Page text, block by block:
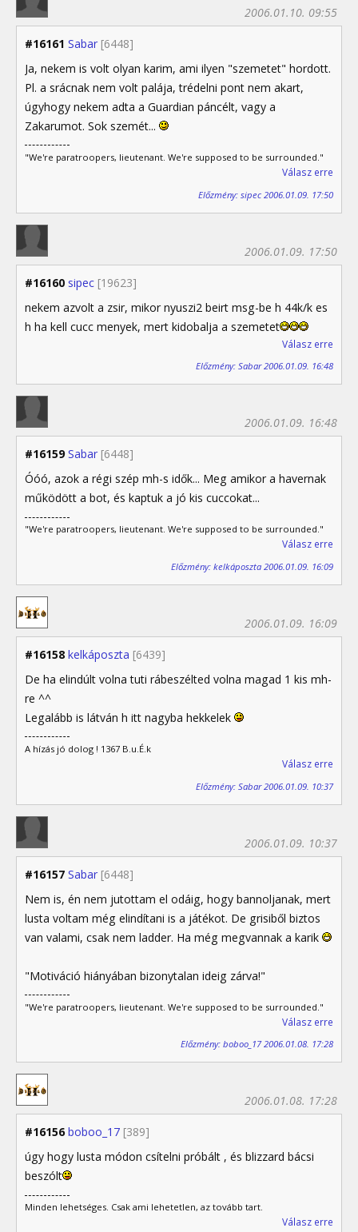
#16161 Sabar [6448]
2006.01.10. 09:55
Ja, nekem is volt olyan karim, ami ilyen "szemetet" hordott.
Pl. a srácnak nem volt palája, trédelni pont nem akart,
úgyhogy nekem adta a Guardian páncélt, vagy a
Zakarumot. Sok szemét...
"We're paratroopers, lieutenant. We're supposed to be surrounded."
Válasz erre
Előzmény: sipec 2006.01.09. 17:50
#16160 sipec [19623]
2006.01.09. 17:50
nekem azvolt a zsir, mikor nyuszi2 beirt msg-be h 44k/k es
h ha kell cucc menyek, mert kidobalja a szemetet
Válasz erre
Előzmény: Sabar 2006.01.09. 16:48
#16159 Sabar [6448]
2006.01.09. 16:48
Óóó, azok a régi szép mh-s idők... Meg amikor a havernak
működött a bot, és kaptuk a jó kis cuccokat...
"We're paratroopers, lieutenant. We're supposed to be surrounded."
Válasz erre
Előzmény: kelkáposzta 2006.01.09. 16:09
#16158 kelkáposzta [6439]
2006.01.09. 16:09
De ha elindúlt volna tuti rábeszélted volna magad 1 kis mh-
re ^^
Legalább is látván h itt nagyba hekkelek
A hízás jó dolog ! 1367 B.u.É.k
Válasz erre
Előzmény: Sabar 2006.01.09. 10:37
#16157 Sabar [6448]
2006.01.09. 10:37
Nem is, én nem jutottam el odáig, hogy bannoljanak, mert
lusta voltam még elindítani is a játékot. De grisiből biztos
van valami, csak nem ladder. Ha még megvannak a karik
"Motiváció hiányában bizonytalan ideig zárva!"
"We're paratroopers, lieutenant. We're supposed to be surrounded."
Válasz erre
Előzmény: boboo_17 2006.01.08. 17:28
#16156 boboo_17 [389]
2006.01.08. 17:28
úgy hogy lusta módon csítelni próbált , és blizzard bácsi
beszólt
Minden lehetséges. Csak ami lehetetlen, az tovább tart.
Válasz erre